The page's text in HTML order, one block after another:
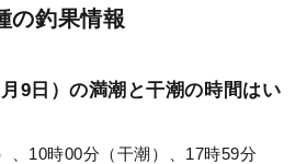
の釣果情報
9日）の満潮と干潮の時間はい
、10時00分（干潮）、17時59分